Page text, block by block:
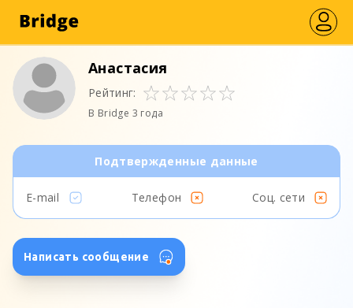
Анастасия
Рейтинг:
В Bridge 3 года
Подтвержденные данные
E-mail Телефон Соц. сети
Написать сообщение